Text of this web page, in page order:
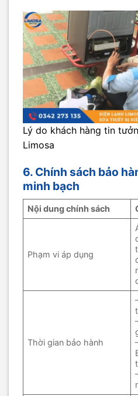
Lý do khách hàng tin
Limosa
6. Chính sách bảo
minh bạch
Nội dung chính sách
Phạm vi áp dụng
Thời gian bảo hành